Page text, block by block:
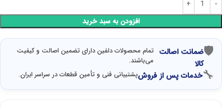
افزودن به سبد خرید
🛡ضمانت اصالت
کالا
تمام محصولات دلفین دارای تضمین اصالت و کیفیت
می‌باشند.
🔧خدمات پس از فروشپشتیبانی فنی و تأمین قطعات در سراسر ایران.